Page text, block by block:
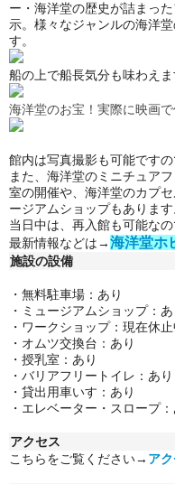
ー・海洋堂の歴史が詰まっ
示。 様々なジャンルの海洋
す。
船の上で船長気分も味わえま
海洋堂のお宝！実際に映画
館内は写真撮影も可能です
また、海洋堂のミニチュア
室の開催や、海洋堂のカプ
ージアムショップもあります
当日中は、再入館も可能な
最新情報などは→海洋堂ホ
施設の設備
・無料駐車場：あり
・ ミュージアムショップ：あ
・ ワークショップ： 現在休止
・ オムツ交換台 ： あり
・ 授乳室：あり
・ バリアフリートイレ：あり
・ 貸出用車いす：あり
・ エレベーター・スロープ
アクセス
こちらをご覧ください→ ア